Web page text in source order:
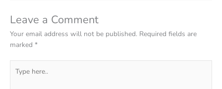
Leave a Comment
Your email address will not be published. Required fields are
marked *
here..